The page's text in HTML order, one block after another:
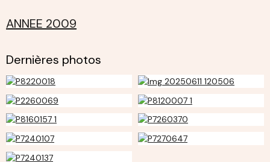
ANNEE 2009
Dernières photos